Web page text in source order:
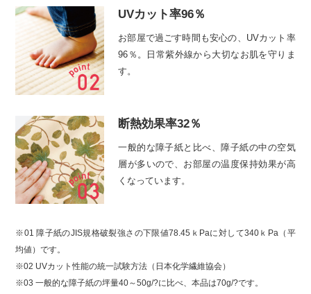
UVカット率96％
お部屋で過ごす時間も安心の、UVカット率
96％。日常紫外線から大切なお肌を守りま
す。
断熱効果率32％
一般的な障子紙と比べ、障子紙の中の空気
層が多いので、お部屋の温度保持効果が高
くなっています。
※01 障子紙のJIS規格破裂強さの下限値78.45ｋPaに対して340ｋPa（平
均値）です。
※02 UVカット性能の統一試験方法（日本化学繊維協会）
※03 一般的な障子紙の坪量40～50g/?に比べ、本品は70g/?です。